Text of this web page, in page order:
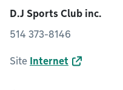
D.J Sports Club inc.
514 373-8146
Site Internet